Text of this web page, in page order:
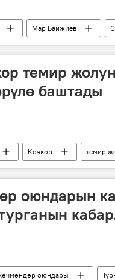
Мар Байжиев
темир
баштады
Кочкор темир
оюндарын
оюндары